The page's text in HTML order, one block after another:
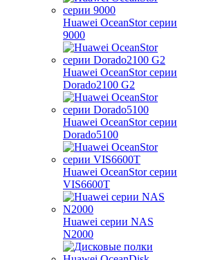
Huawei OceanStor серии
9000
Huawei OceanStor серии
Dorado2100 G2
Huawei OceanStor серии
Dorado5100
Huawei OceanStor серии
VIS6600T
Huawei серии NAS
N2000